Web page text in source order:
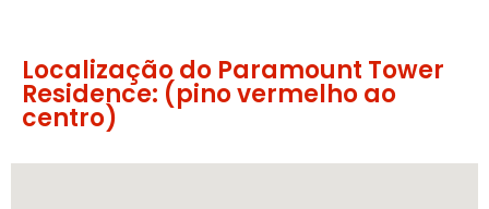
Localização do Paramount Tower
Residence: (pino vermelho ao
centro)